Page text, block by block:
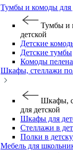
Тумбы и комоды для
Тумбы и
детской
Детские
Детские тумбы
Комоды
Шкафы, стеллажи
Шкафы,
для детской
Шкафы для
Стеллажи в
Полки в
Мебель для